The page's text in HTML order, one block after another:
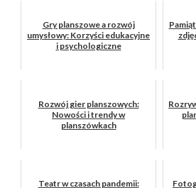
Gry planszowe a rozwój
umysłowy: Korzyści edukacyjne
i psychologiczne
Rozwój gier planszowych:
Nowości i trendy w
planszówkach
Teatr w czasach pandemii: